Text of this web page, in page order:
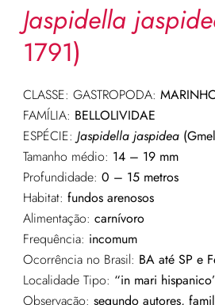
Jaspidella
1791)
CLASSE: GASTROPODA:
FAMÍLIA: BELLOLIVIDAE
ESPÉCIE: Jaspidella jaspidea
Tamanho médio: 14 – 19 mm
Profundidade: 0 – 15 metros
Habitat: fundos arenosos
Alimentação: carnívoro
Frequência: incomum
Ocorrência no Brasil: BAaté SP e
Localidade Tipo: “in mari
Observação: segundo autores,